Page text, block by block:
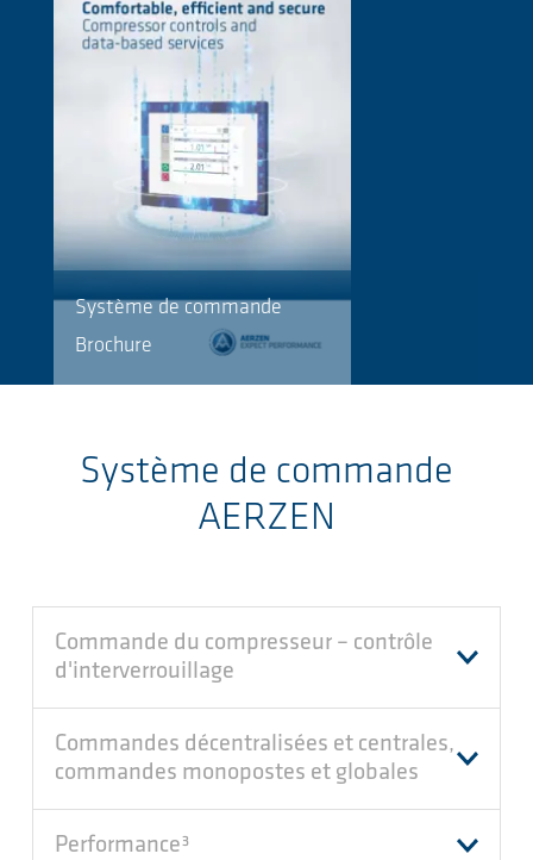
Système de commande
Brochure
Système de commande
AERZEN
Commande du compresseur – contrôle
d'interverrouillage
Commandes décentralisées et centrales,
commandes monopostes et globales
Performance³